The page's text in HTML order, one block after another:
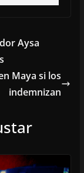
Aysa
Maya si los
indemnizan